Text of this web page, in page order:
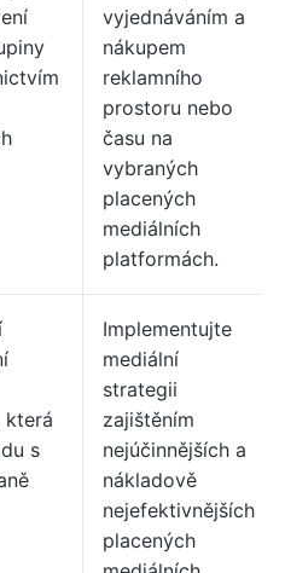
vyjednáváním a
nákupem
reklamního
prostoru nebo
času na
vybraných
placených
mediálních
platformách.
která
s
Implementujte
mediální
strategii
zajištěním
nejúčinnějších a
nákladově
nejefektivnějších
placených